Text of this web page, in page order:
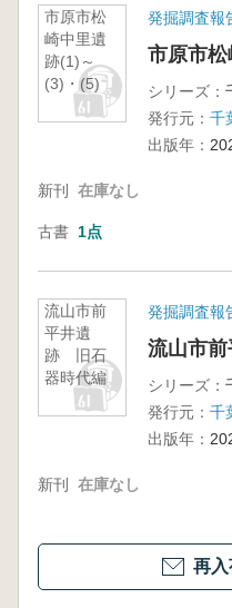
市原市松
崎中里遺
跡(1)～
(3)・(5)
発掘調査報
市原市
シリーズ：
発行元： 千
出版年：
新刊 在庫なし
古書 1点
流山市前
平井遺
跡 旧石
器時代編
発掘調査報
流山市
シリーズ：
発行元： 千
出版年：
新刊 在庫なし
再